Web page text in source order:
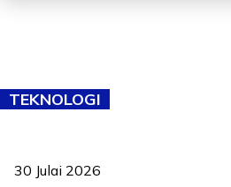
TEKNOLOGI
30 Julai 2026